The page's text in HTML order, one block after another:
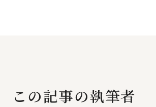
この記事の執筆者